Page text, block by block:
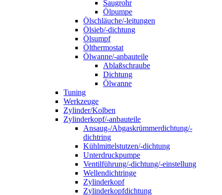
Saugrohr
Ölpumpe
Ölschläuche/-leitungen
Ölsieb/-dichtung
Ölsumpf
Ölthermostat
Ölwanne/-anbauteile
Ablaßschraube
Dichtung
Ölwanne
Tuning
Werkzeuge
Zylinder/Kolben
Zylinderkopf/-anbauteile
Ansaug-/Abgaskrümmerdichtung/-
dichtring
Kühlmittelstutzen/-dichtung
Unterdruckpumpe
Ventilführung/-dichtung/-einstellung
Wellendichtringe
Zylinderkopf
Zylinderkopfdichtung